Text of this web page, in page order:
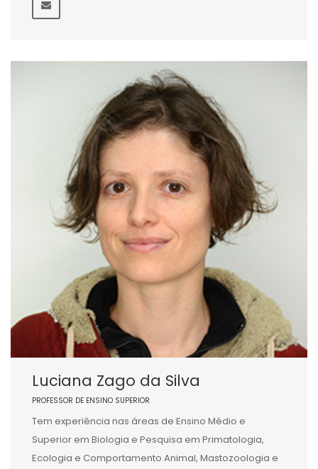
Luciana Zago da Silva
PROFESSOR DE ENSINO SUPERIOR
Tem experiência nas áreas de Ensino Médio e
Superior em Biologia e Pesquisa em Primatologia,
Ecologia e Comportamento Animal, Mastozoologia e